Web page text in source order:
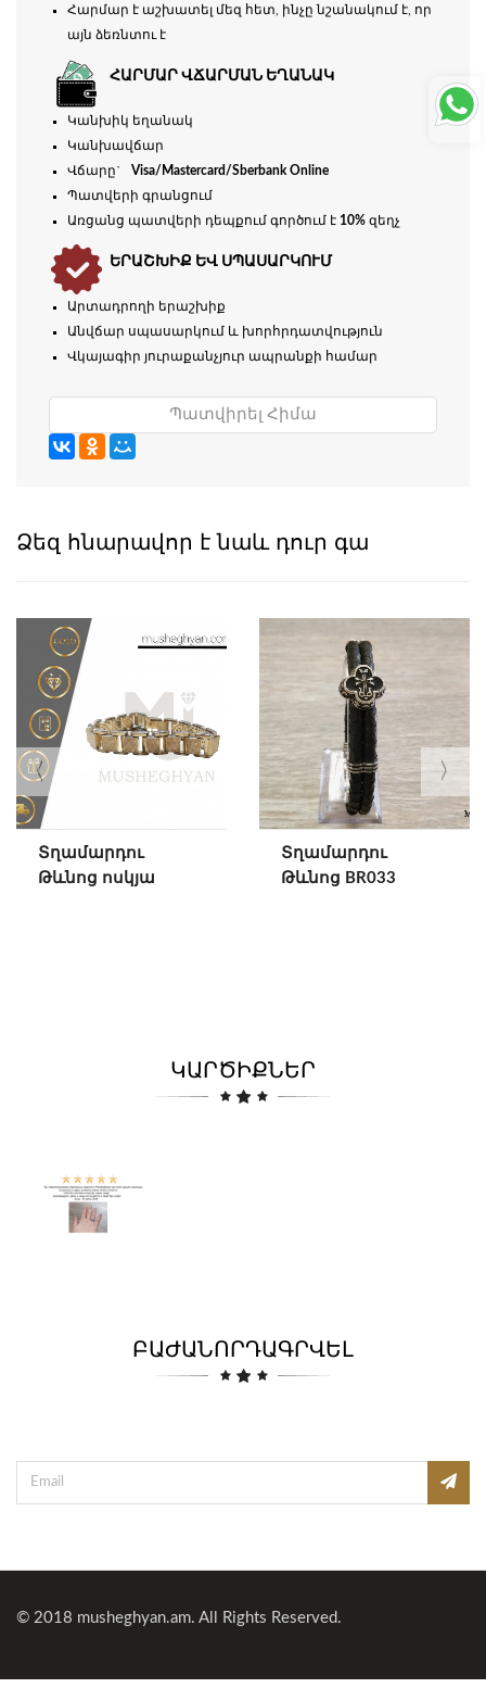
Հարմար է աշխատել մեզ հետ, ինչը նշանակում է, որ
այն ձեռնտու է
ՀԱՐՄԱՐ ՎՃԱՐՄԱՆ ԵՂԱՆԱԿ
Կանխիկ եղանակ
Կանխավճար
Վճարը`Visa/Mastercard/Sberbank Online
Պատվերի գրանցում
Առցանց պատվերի դեպքում գործում է 10% զեղչ
ԵՐԱՇԽԻՔ ԵՎ ՍՊԱՍԱՐԿՈՒՄ
Արտադրողի երաշխիք
Անվճար սպասարկում և խորհրդատվություն
Վկայագիր յուրաքանչյուր ապրանքի համար
Պատվիրել Հիմա
Ձեզ հնարավոր է նաև դուր գա
Տղամարդու
Թևնոց ոսկյա
Տղամարդու
Թևնոց BR033
ԿԱՐԾԻՔՆԵՐ
ԲԱԺԱՆՈՐԴԱԳՐՎԵԼ
© 2018 musheghyan.am. All Rights Reserved.